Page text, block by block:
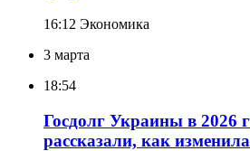
16:12 Экономика
3 марта
18:54
Госдолг Украины в 2026
рассказали, как